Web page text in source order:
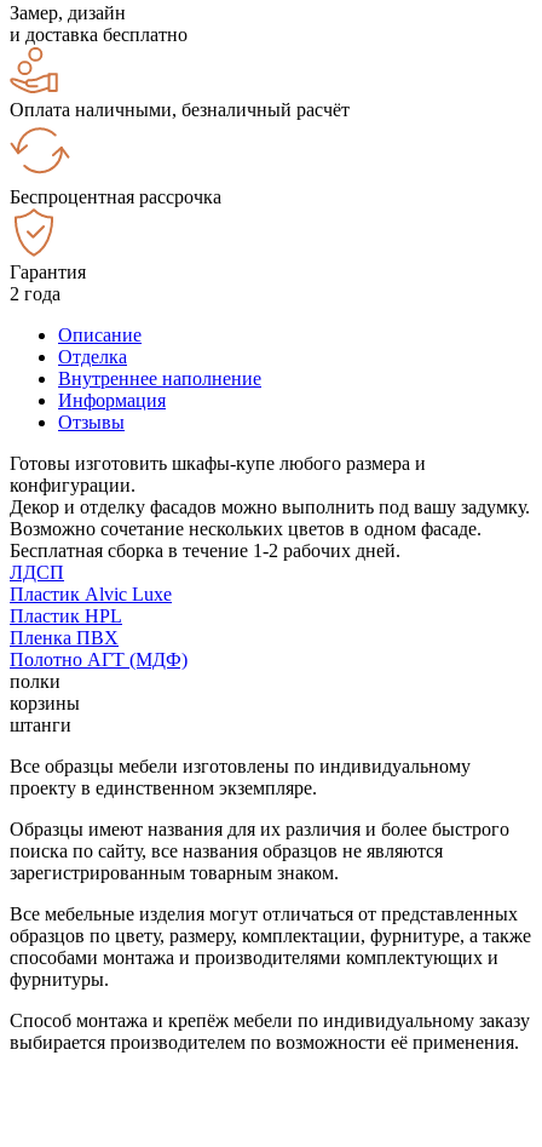
Замер, дизайн
и доставка бесплатно
Оплата наличными, безналичный расчёт
Беспроцентная рассрочка
Гарантия
2 года
Описание
Отделка
Внутреннее наполнение
Информация
Отзывы
Готовы изготовить шкафы-купе любого размера и
конфигурации.
Декор и отделку фасадов можно выполнить под вашу задумку.
Возможно сочетание нескольких цветов в одном фасаде.
Бесплатная сборка в течение 1-2 рабочих дней.
ЛДСП
Пластик Alvic Luxe
Пластик HPL
Пленка ПВХ
Полотно АГТ (МДФ)
полки
корзины
штанги
Все образцы мебели изготовлены по индивидуальному
проекту в единственном экземпляре.
Образцы имеют названия для их различия и более быстрого
поиска по сайту, все названия образцов не являются
зарегистрированным товарным знаком.
Все мебельные изделия могут отличаться от представленных
образцов по цвету, размеру, комплектации, фурнитуре, а также
способами монтажа и производителями комплектующих и
фурнитуры.
Способ монтажа и крепёж мебели по индивидуальному заказу
выбирается производителем по возможности её применения.